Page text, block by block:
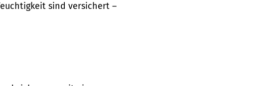
sind versichert –